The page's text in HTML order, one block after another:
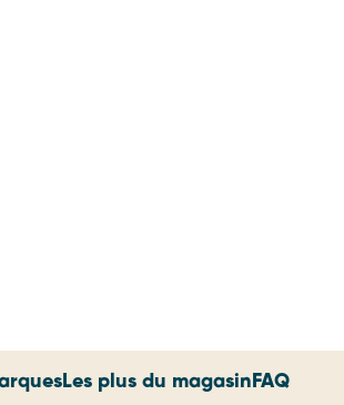
Les plus du magasin FAQ